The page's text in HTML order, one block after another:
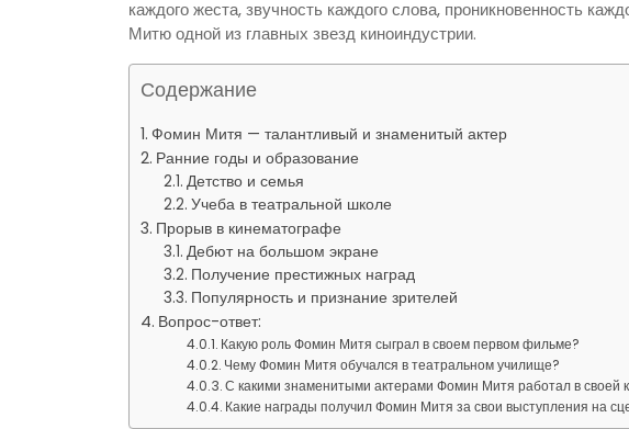
каждого жеста, звучность каждого слова, проникновенность
Митю одной из главных звезд киноиндустрии.
Содержание
Фомин Митя — талантливый и знаменитый актер
Ранние годы и образование
Детство и семья
Учеба в театральной школе
Прорыв в кинематографе
Дебют на большом экране
Получение престижных наград
Популярность и признание зрителей
Вопрос-ответ:
Какую роль Фомин Митя сыграл в своем первом фильме?
Чему Фомин Митя обучался в театральном училище?
С какими знаменитыми актерами Фомин Митя работал в своей
Какие награды получил Фомин Митя за свои выступления на